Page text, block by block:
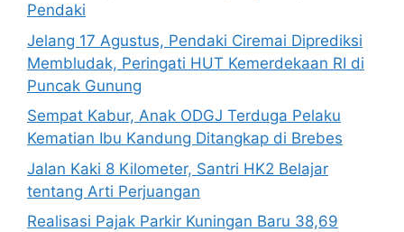
Pendaki
Jelang 17 Agustus, Pendaki Ciremai Diprediksi
Membludak, Peringati HUT Kemerdekaan RI di
Puncak Gunung
Sempat Kabur, Anak ODGJ Terduga Pelaku
Kematian Ibu Kandung Ditangkap di Brebes
Jalan Kaki 8 Kilometer, Santri HK2 Belajar
tentang Arti Perjuangan
Realisasi Pajak Parkir Kuningan Baru 38,69